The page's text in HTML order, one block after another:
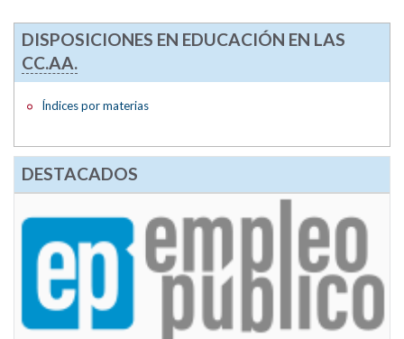
DISPOSICIONES EN EDUCACIÓN EN LAS
CC.AA.
Índices por materias
DESTACADOS